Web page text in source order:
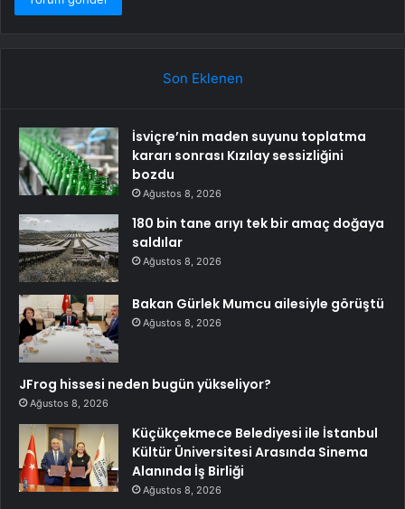
Son Eklenen
İsviçre’nin maden suyunu toplatma
kararı sonrası Kızılay sessizliğini
bozdu
Ağustos 8, 2026
180 bin tane arıyı tek bir amaç doğaya
saldılar
Ağustos 8, 2026
Bakan Gürlek Mumcu ailesiyle görüştü
Ağustos 8, 2026
JFrog hissesi neden bugün yükseliyor?
Ağustos 8, 2026
Küçükçekmece Belediyesi ile İstanbul
Kültür Üniversitesi Arasında Sinema
Alanında İş Birliği
Ağustos 8, 2026